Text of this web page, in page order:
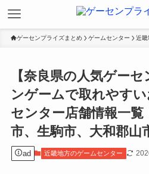
ゲーセンプライズまとめ ゲームセンター 近畿
【奈良県の人気ゲー
ンゲームで取れやす
センター店舗情報一覧
市、生駒市、大和郡山
ad 近畿地方のゲームセンター